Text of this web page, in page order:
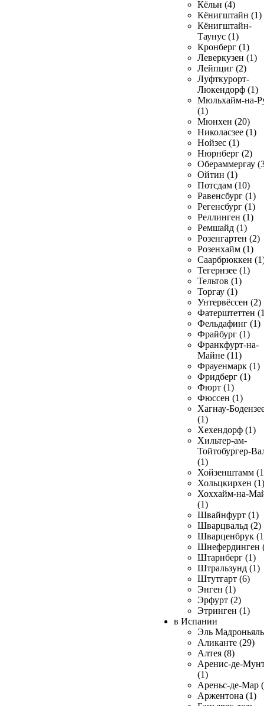
Кёльн (4)
Кёнигштайн (1)
Кёнигштайн-
Таунус (1)
Кронберг (1)
Леверкузен (1)
Лейпциг (2)
Луфткурорт-
Люкендорф (1)
Мюльхайм-на-
(1)
Мюнхен (20)
Николасзее (1)
Нойзес (1)
Нюрнберг (2)
Обераммергау
Ойтин (1)
Потсдам (10)
Равенсбург (1)
Регенсбург (1)
Реллинген (1)
Ремшайд (1)
Розенгартен (2)
Розенхайм (1)
Саарбрюккен
Тегернзее (1)
Тельтов (1)
Торгау (1)
Унтервёссен (2)
Фатерштеттен
Фельдафинг (1)
Фрайбург (1)
Франкфурт-на-
Майне (11)
Фрауенмарк (1)
Фридберг (1)
Фюрт (1)
Фюссен (1)
Хагнау-
(1)
Хехендорф (1)
Хильтер-ам-
Тойтобургер-
(1)
Хойзенштамм
Хольцкирхен (1)
Хоххайм-на-
(1)
Швайнфурт (1)
Шварцвальд (2)
Шварценбрук
Шнефердинген
Штарнберг (1)
Штральзунд (1)
Штутгарт (6)
Энген (1)
Эрфурт (2)
Этринген (1)
в Испании
Эль
Аликанте (29)
Алтея (8)
Аренис-де-
(1)
Ареньс-де-Мар
Аржентона (1)